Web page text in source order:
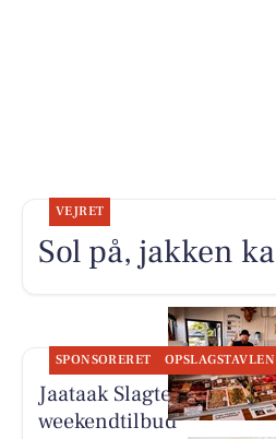
VEJRET
Sol på, jakken
SPONSORERET OPSLAGSTAVLEN
Jaataak Slagteren fylder
weekendtilbud